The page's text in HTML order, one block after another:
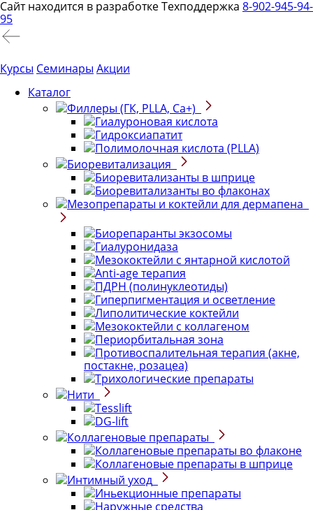
Сайт находится в разработкеТехподдержка 8-902-945-94-
95
Курсы Семинары Акции
Каталог
Филлеры (ГК, PLLA, Ca+)
Гиалуроновая кислота
Гидроксиапатит
Полимолочная кислота (PLLA)
Биоревитализация
Биоревитализанты в шприце
Биоревитализанты во флаконах
Мезопрепараты и коктейли для дермапена
Биорепаранты экзосомы
Гиалуронидаза
Мезококтейли с янтарной кислотой
Anti-age терапия
ПДРН (полинуклеотиды)
Гиперпигментация и осветление
Липолитические коктейли
Мезококтейли с коллагеном
Периорбитальная зона
Противоспалительная терапия (акне,
постакне, розацеа)
Трихологические препараты
Нити
Tesslift
DG-lift
Коллагеновые препараты
Коллагеновые препараты во флаконе
Коллагеновые препараты в шприце
Интимный уход
Иньекционные препараты
Наружные средства